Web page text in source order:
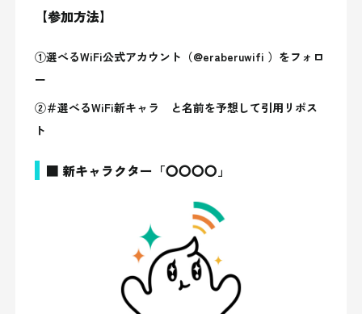
【参加方法】
①選べるWiFi公式アカウント（@eraberuwifi ）をフォロ
ー
②＃選べるWiFi新キャラ と名前を予想して引用リポス
ト
■ 新キャラクター「〇〇〇〇」